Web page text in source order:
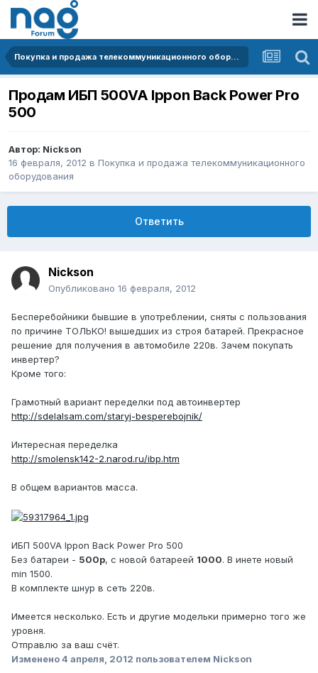
Покупка и продажа телекоммуникационного оборудования
Продам ИБП 500VA Ippon Back Power Pro
500
Автор: Nickson
16 февраля, 2012 в Покупка и продажа телекоммуникационного
оборудования
Ответить
Nickson
Опубликовано 16 февраля, 2012
Бесперебойники бывшие в употреблении, сняты с пользования
по причине ТОЛЬКО! вышедших из строя батарей. Прекрасное
решение для получения в автомобиле 220в. Зачем покупать
инвертер?
Кроме того:
Грамотный вариант переделки под автоинвертер
http://sdelalsam.com/staryj-besperebojnik/
Интересная переделка
http://smolensk142-2.narod.ru/ibp.htm
В общем вариантов масса.
ИБП 500VA Ippon Back Power Pro 500
Без батареи - 500р, с новой батареей 1000. В инете новый
min 1500.
В комплекте шнур в сеть 220в.
Имеется несколько. Есть и другие модельки примерно того же
уровня.
Отправлю за ваш счёт.
Изменено4 апреля, 2012 пользователем Nickson